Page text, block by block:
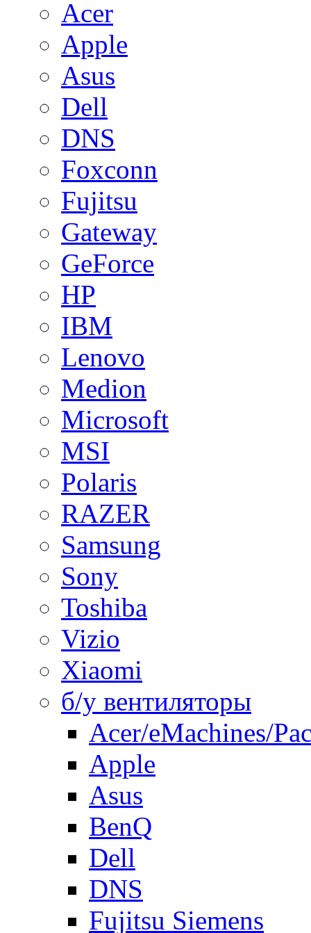
Acer
Apple
Asus
Dell
DNS
Foxconn
Fujitsu
Gateway
GeForce
HP
IBM
Lenovo
Medion
Microsoft
MSI
Polaris
RAZER
Samsung
Sony
Toshiba
Vizio
Xiaomi
б/у вентиляторы
Acer/eMachines/
Apple
Asus
BenQ
Dell
DNS
Fujitsu Siemens